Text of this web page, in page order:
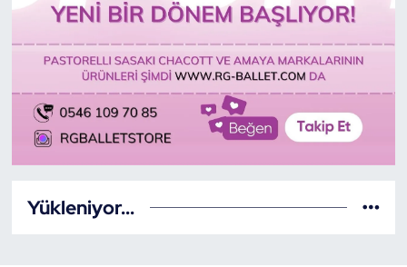
Yükleniyor...